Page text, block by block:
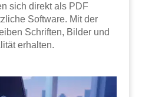
sich direkt als PDF
Software. Mit der
Schriften, Bilder und
erhalten.